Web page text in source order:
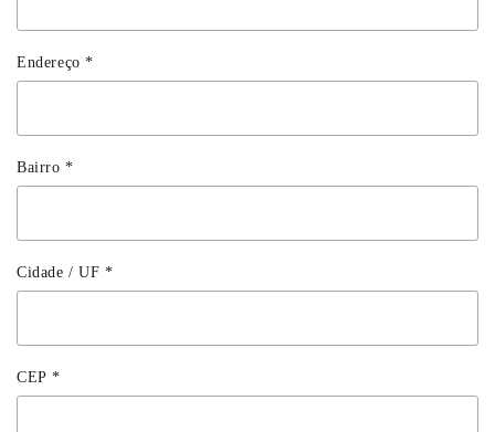
Endereço *
Bairro *
Cidade / UF *
CEP *